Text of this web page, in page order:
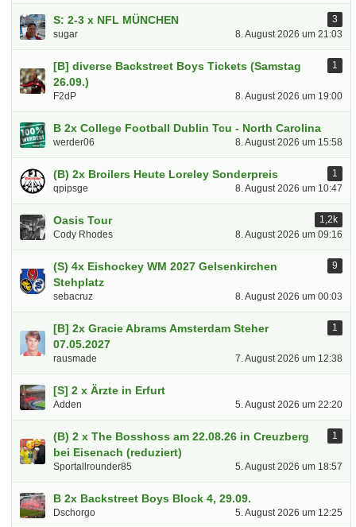
S: 2-3 x NFL MÜNCHEN
3
sugar
8. August 2026 um 21:03
[B] diverse Backstreet Boys Tickets (Samstag
26.09.)
1
F2dP 8. August 2026 um 19:00
B 2x College Football Dublin Tcu - North Carolina
werder06 8. August 2026 um 15:58
(B) 2x Broilers Heute Loreley Sonderpreis
1
qpipsge
8. August 2026 um 10:47
Oasis Tour
1,2k
Cody Rhodes
8. August 2026 um 09:16
(S) 4x Eishockey WM 2027 Gelsenkirchen
Stehplatz
9
sebacruz 8. August 2026 um 00:03
[B] 2x Gracie Abrams Amsterdam Steher
07.05.2027
1
rausmade 7. August 2026 um 12:38
[S] 2 x Ärzte in Erfurt
Adden 5. August 2026 um 22:20
(B) 2 x The Bosshoss am 22.08.26 in Creuzberg
bei Eisenach (reduziert)
1
Sportallrounder85 5. August 2026 um 18:57
B 2x Backstreet Boys Block 4, 29.09.
Dschorgo 5. August 2026 um 12:25